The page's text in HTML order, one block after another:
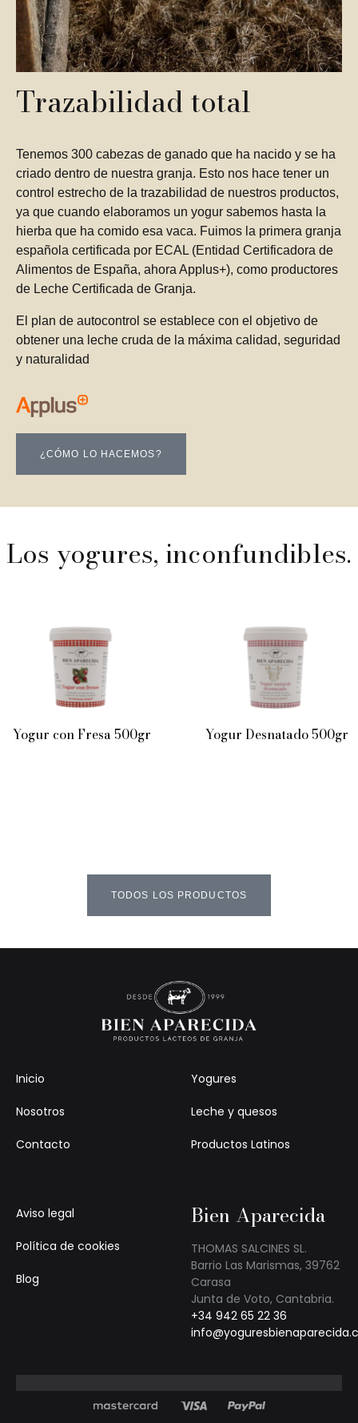
Trazabilidad total
Tenemos 300 cabezas de ganado que ha nacido y se ha
criado dentro de nuestra granja. Esto nos hace tener un
control estrecho de la trazabilidad de nuestros productos,
ya que cuando elaboramos un yogur sabemos hasta la
hierba que ha comido esa vaca. Fuimos la primera granja
española certificada por ECAL (Entidad Certificadora de
Alimentos de España, ahora Applus+), como productores
de Leche Certificada de Granja.
El plan de autocontrol se establece con el objetivo de
obtener una leche cruda de la máxima calidad, seguridad
y naturalidad
¿CÓMO LO HACEMOS?
Los yogures, inconfundibles.
Yogur con Fresa 500gr Yogur Desnatado 500gr
TODOS LOS PRODUCTOS
Inicio
Nosotros
Contacto
Yogures
Leche y quesos
Productos Latinos
Aviso legal
Política de cookies
Blog
Bien Aparecida
THOMAS SALCINES SL.
Barrio Las Marismas, 39762
Carasa
Junta de Voto, Cantabria.
+34 942 65 22 36